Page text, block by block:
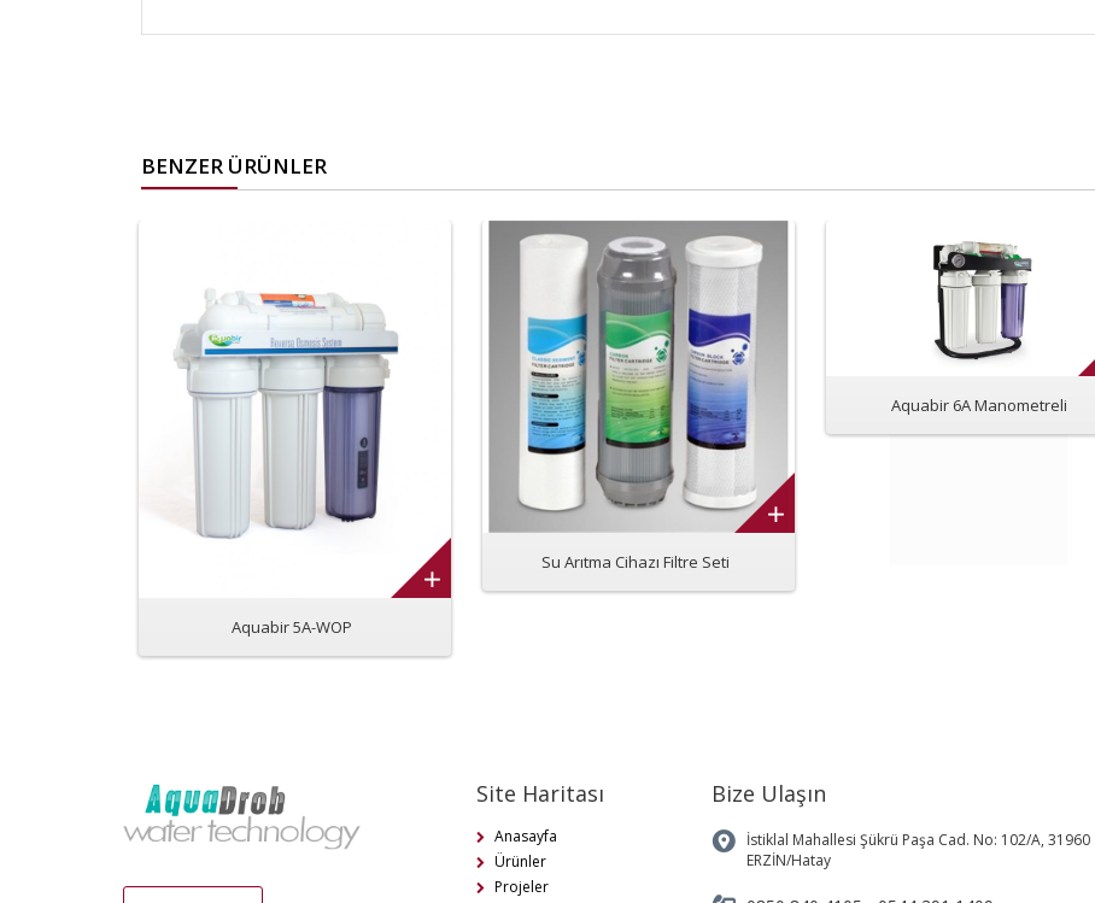
BENZER ÜRÜNLER
Aquabir 5A-WOP
Su Arıtma Cihazı Filtre Seti
Aquabir 6A Manometreli
Site Haritası
Anasayfa
Ürünler
Projeler
Bize Ulaşın
İstiklal Mahallesi Şükrü Paşa Cad. No: 102/A, 31960
ERZİN/Hatay